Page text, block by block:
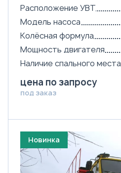
Расположение УВТ
Модель насоса
Колёсная формула
Мощность двигателя
Наличие спального места
цена по запросу
под заказ
Новинка